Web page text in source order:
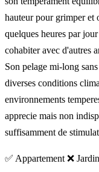
hauteur pour grimper et
quelques heures par
cohabiter avec d'autres
Son pelage mi-long
diverses conditions
environnements
apprecie mais non
suffisamment de
✅ Appartement ❌ Jardin